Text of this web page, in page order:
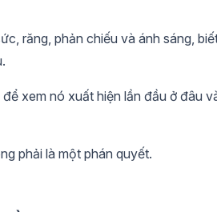
răng, phản chiếu và ánh sáng,
xem nó xuất hiện lần đầu ở đâu
phải là một phán quyết.